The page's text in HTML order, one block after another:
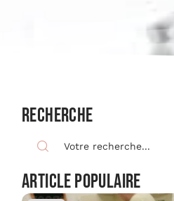
Recherche
Article populaire